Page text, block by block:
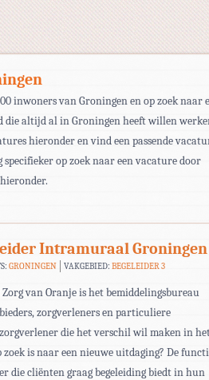
inwoners van Groningen en op zoek naar
die altijd al in Groningen heeft willen
hieronder en vind een passende
specifieker op zoek naar een vacature door
Intramuraal Groningen
GRONINGEN VAKGEBIED:BEGELEIDER 3
van Oranje is het bemiddelingsbureau
zorgverleners en particuliere
die het verschil wil maken in
zoek is naar een nieuwe uitdaging? De
die cliënten graag begeleiding biedt in hun